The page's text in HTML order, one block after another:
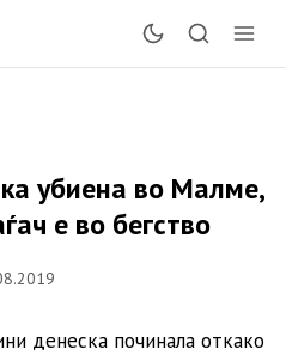
убиена во Малме,
е во бегство
денеска починала откако